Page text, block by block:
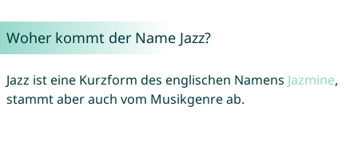
Woher kommt der Name Jazz?
Jazz ist eine Kurzform des englischen Namens Jazmine,
stammt aber auch vom Musikgenre ab.